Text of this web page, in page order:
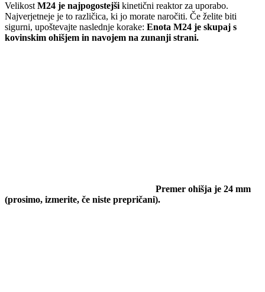
Velikost M24 je najpogostejši kinetični reaktor za uporabo.
Najverjetneje je to različica, ki jo morate naročiti. Če želite biti
sigurni, upoštevajte naslednje korake: Enota M24 je skupaj s
kovinskim ohišjem in navojem na zunanji strani.
Premer ohišja je 24 mm
(prosimo, izmerite, če niste prepričani).